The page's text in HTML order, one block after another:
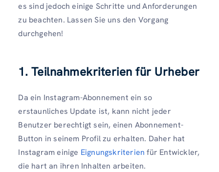
es sind jedoch einige Schritte und Anforderungen
zu beachten. Lassen Sie uns den Vorgang
durchgehen!
1. Teilnahmekriterien für Urheber
Da ein Instagram-Abonnement ein so
erstaunliches Update ist, kann nicht jeder
Benutzer berechtigt sein, einen Abonnement-
Button in seinem Profil zu erhalten. Daher hat
Instagram einige Eignungskriterien für Entwickler,
die hart an ihren Inhalten arbeiten.